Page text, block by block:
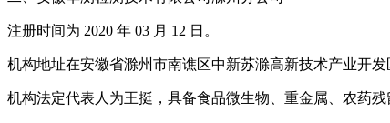
注册时间为 2020 年 03 月 12 日。
机构地址在安徽省滁州市南谯区中新苏滁高新技术产业开发
机构法定代表人为王挺，具备食品微生物、重金属、农药残